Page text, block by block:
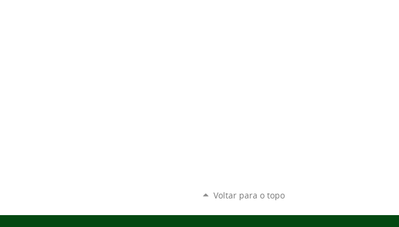
Voltar para o topo